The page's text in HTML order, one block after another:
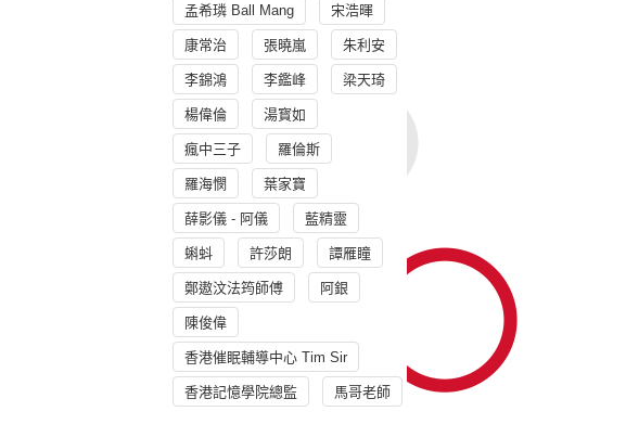
孟希璘 Ball Mang 宋浩暉
康常治 張曉嵐 朱利安
李錦鴻 李鑑峰 梁天琦
楊偉倫 湯寳如
瘋中三子 羅倫斯
羅海憫 葉家寶
薛影儀 - 阿儀 藍精靈
蝌蚪 許莎朗 譚雁瞳
鄭遨汶法筠師傅 阿銀
陳俊偉
香港催眠輔導中心 Tim Sir
香港記憶學院總監 馬哥老師